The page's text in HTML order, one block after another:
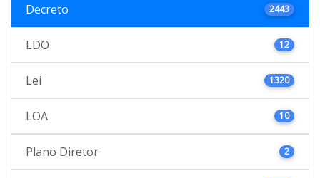
Decreto 2443
LDO 12
Lei 1320
LOA 10
Plano Diretor 2